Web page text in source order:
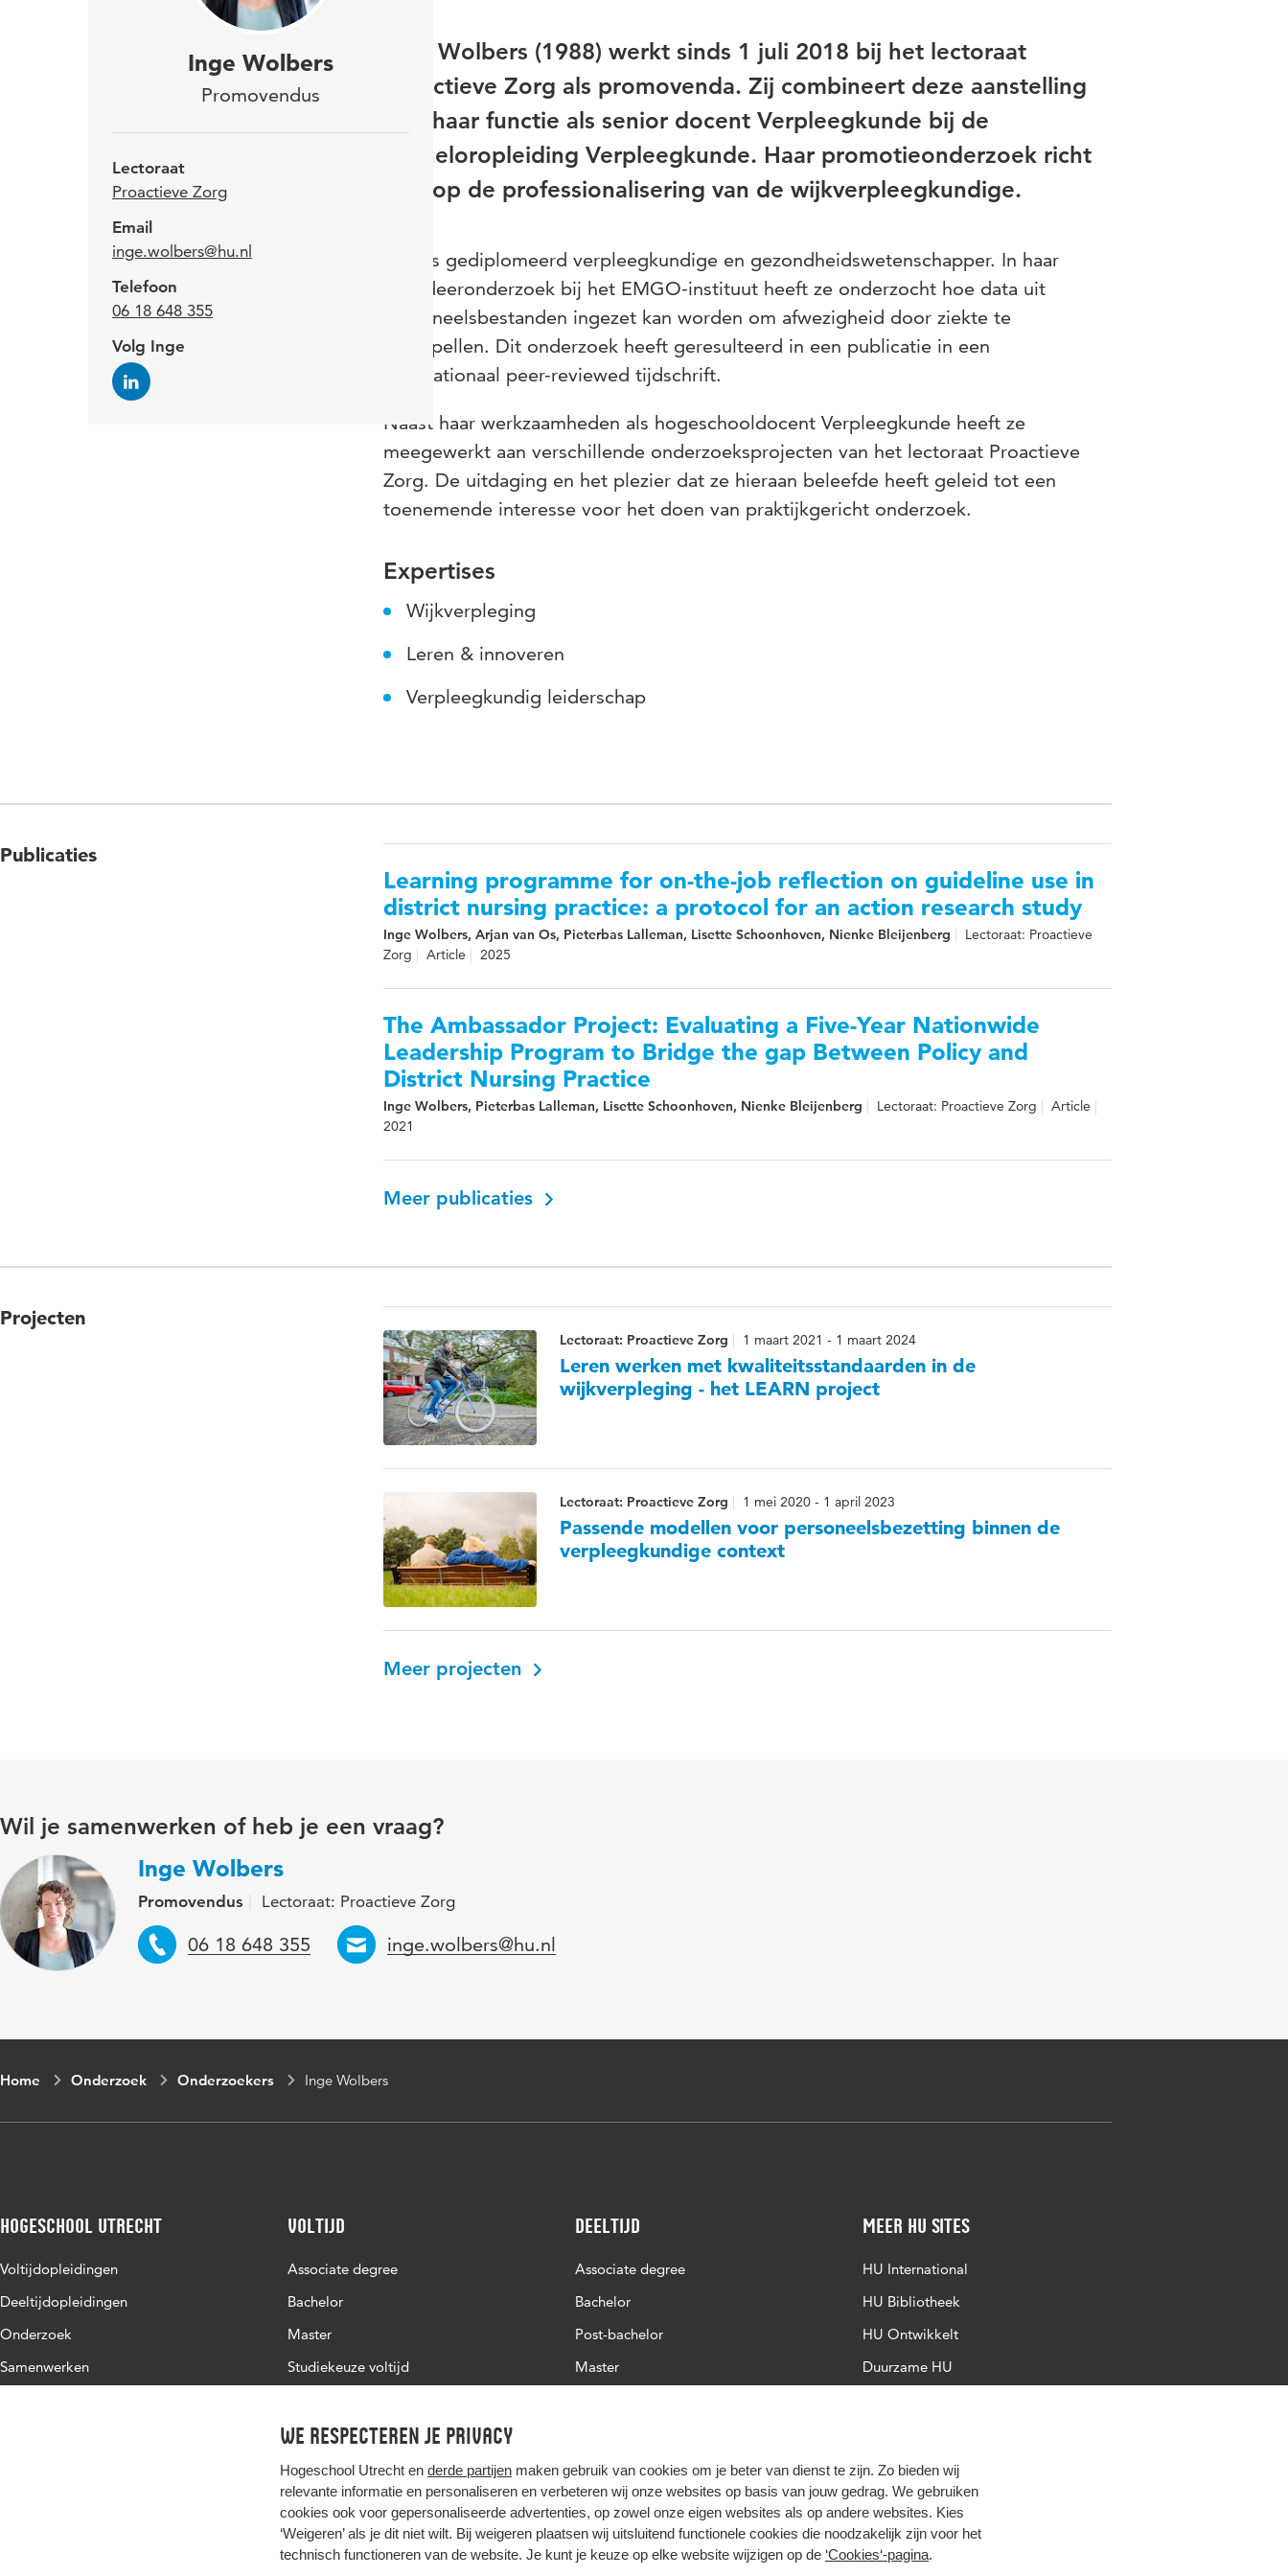
We respecteren je privacy
Hogeschool Utrecht en derde partijen maken gebruik van cookies om je beter van dienst te zijn. Zo bieden wij
relevante informatie en personaliseren en verbeteren wij onze websites op basis van jouw gedrag. We gebruiken
cookies ook voor gepersonaliseerde advertenties, op zowel onze eigen websites als op andere websites. Kies
‘Weigeren’ als je dit niet wilt. Bij weigeren plaatsen wij uitsluitend functionele cookies die noodzakelijk zijn voor het
technisch functioneren van de website. Je kunt je keuze op elke website wijzigen op de ‘Cookies‘-pagina.
Inge Wolbers
Promovendus
Lectoraat
Proactieve Zorg
Email
inge.wolbers@hu.nl
Telefoon
06 18 648 355
Volg Inge
Inge Wolbers (1988) werkt sinds 1 juli 2018 bij het lectoraat
Proactieve Zorg als promovenda. Zij combineert deze aanstelling
met haar functie als senior docent Verpleegkunde bij de
bacheloropleiding Verpleegkunde. Haar promotieonderzoek richt
zich op de professionalisering van de wijkverpleegkundige.
Inge is gediplomeerd verpleegkundige en gezondheidswetenschapper. In haar
afstudeeronderzoek bij het EMGO-instituut heeft ze onderzocht hoe data uit
personeelsbestanden ingezet kan worden om afwezigheid door ziekte te
voorspellen. Dit onderzoek heeft geresulteerd in een publicatie in een
internationaal peer-reviewed tijdschrift.
Naast haar werkzaamheden als hogeschooldocent Verpleegkunde heeft ze
meegewerkt aan verschillende onderzoeksprojecten van het lectoraat Proactieve
Zorg. De uitdaging en het plezier dat ze hieraan beleefde heeft geleid tot een
toenemende interesse voor het doen van praktijkgericht onderzoek.
Expertises
Wijkverpleging
Leren & innoveren
Verpleegkundig leiderschap
Publicaties
Learning programme for on-the-job reflection on guideline use in
district nursing practice: a protocol for an action research study
Inge Wolbers, Arjan van Os, Pieterbas Lalleman, Lisette Schoonhoven, Nienke Bleijenberg
Lectoraat: Proactieve
Zorg
Article 2025
The Ambassador Project: Evaluating a Five-Year Nationwide
Leadership Program to Bridge the gap Between Policy and
District Nursing Practice
Inge Wolbers, Pieterbas Lalleman, Lisette Schoonhoven, Nienke Bleijenberg Lectoraat: Proactieve Zorg
Article
2021
Meer publicaties
Projecten
Lectoraat: Proactieve Zorg 1 maart 2021 - 1 maart 2024
Leren werken met kwaliteitsstandaarden in de
wijkverpleging - het LEARN project
Lectoraat: Proactieve Zorg 1 mei 2020 - 1 april 2023
Passende modellen voor personeelsbezetting binnen de
verpleegkundige context
Meer projecten
Wil je samenwerken of heb je een vraag?
Inge Wolbers
Promovendus Lectoraat: Proactieve Zorg
Telefoon
06 18 648 355 Email
inge.wolbers@hu.nl
Home Onderzoek Onderzoekers Inge Wolbers
Hogeschool Utrecht
Voltijdopleidingen
Deeltijdopleidingen
Onderzoek
Samenwerken
Voltijd
Associate degree
Bachelor
Master
Studiekeuze voltijd
Deeltijd
Associate degree
Bachelor
Post-bachelor
Master
Meer HU sites
HU International
HU Bibliotheek
HU Ontwikkelt
Duurzame HU
Hier komt alles samen